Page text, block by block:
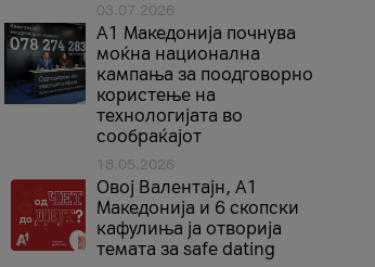
03.07.2026
A1 Македонија почнува
моќна национална
кампања за поодговорно
користење на
технологијата во
сообраќајот
18.05.2026
Овој Валентајн, A1
Македонија и 6 скопски
кафулиња ја отворија
темата за safe dating